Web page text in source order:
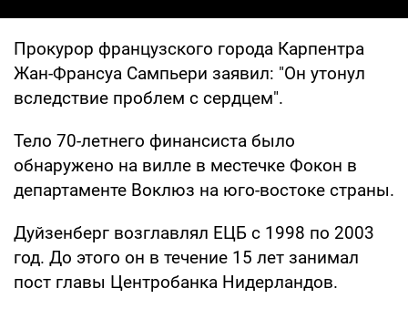
Прокурор французского города Карпентра
Жан-Франсуа Сампьери заявил: "Он утонул
вследствие проблем с сердцем".
Тело 70-летнего финансиста было
обнаружено на вилле в местечке Фокон в
департаменте Воклюз на юго-востоке страны.
Дуйзенберг возглавлял ЕЦБ с 1998 по 2003
год. До этого он в течение 15 лет занимал
пост главы Центробанка Нидерландов.